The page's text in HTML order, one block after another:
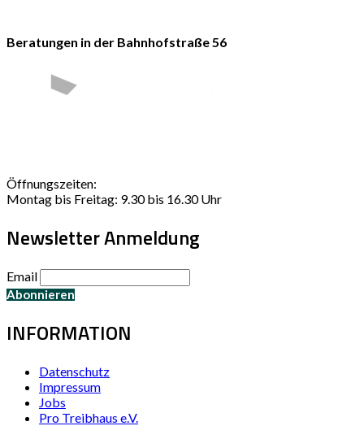
Beratungen in der Bahnhofstraße 56
Öffnungszeiten:
Montag bis Freitag: 9.30 bis 16.30 Uhr
Newsletter Anmeldung
Email
INFORMATION
Datenschutz
Impressum
Jobs
Pro Treibhaus e.V.